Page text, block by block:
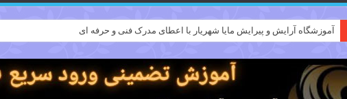
آموزشگاه آرایش و پیرایش مایا شهریار با اعطای مدرک فنی و حرفه ای